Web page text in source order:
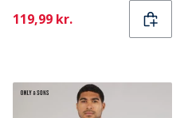
Current
119,99 kr.